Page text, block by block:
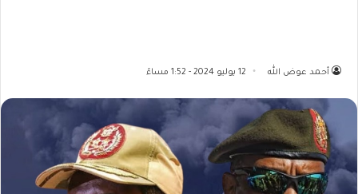
أحمد عوض الله 12 يوليو 2024 - 1:52 مساءً